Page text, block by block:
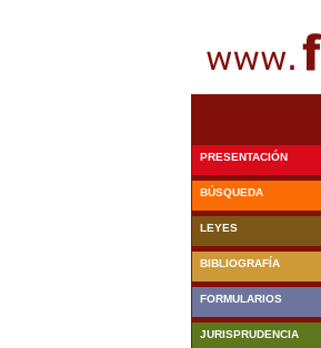
PRESENTACIÓN
BÚSQUEDA
LEYES
BIBLIOGRAFÍA
FORMULARIOS
JURISPRUDENCIA